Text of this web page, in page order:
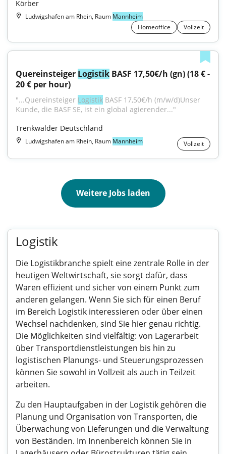
Körber
Ludwigshafen am Rhein, Raum Mannheim
Homeoffice
Vollzeit
Quereinsteiger Logistik BASF 17,50€/h (gn) (18 € -
20 € per hour)
"...Quereinsteiger Logistik BASF 17,50€/h (m/w/d)Unser
Kunde, die BASF SE, ist ein global agierender..."
Trenkwalder Deutschland
Ludwigshafen am Rhein, Raum Mannheim Vollzeit
Weitere Jobs laden
Logistik
Die Logistikbranche spielt eine zentrale Rolle in der
heutigen Weltwirtschaft, sie sorgt dafür, dass
Waren effizient und sicher von einem Punkt zum
anderen gelangen. Wenn Sie sich für einen Beruf
im Bereich Logistik interessieren oder über einen
Wechsel nachdenken, sind Sie hier genau richtig.
Die Möglichkeiten sind vielfältig: von Lagerarbeit
über Transportdienstleistungen bis hin zu
logistischen Planungs- und Steuerungsprozessen
können Sie sowohl in Vollzeit als auch in Teilzeit
arbeiten.
Zu den Hauptaufgaben in der Logistik gehören die
Planung und Organisation von Transporten, die
Überwachung von Lieferungen und die Verwaltung
von Beständen. Im Innenbereich können Sie in